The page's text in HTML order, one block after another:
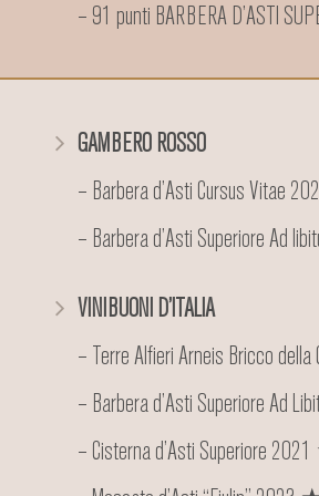
– 91 punti BARBERA D’ASTI
GAMBERO ROSSO
– Barbera d’Asti Cursus Vitae
– Barbera d’Asti Superiore Ad
VINIBUONI D’ITALIA
– Terre Alfieri Arneis Bricco
– Barbera d’Asti Superiore Ad
– Cisterna d’Asti Superiore